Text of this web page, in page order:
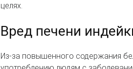
целях.
Вред печени
Из-за повышенного содержания